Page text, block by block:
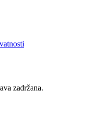
zadržana.